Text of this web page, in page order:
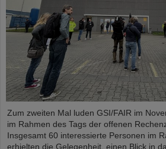
Zum zweiten Mal luden GSI/FAIR im
im Rahmen des Tags der offenen
Insgesamt 60 interessierte Personen im
erhielten die Gelegenheit, einen Blick in